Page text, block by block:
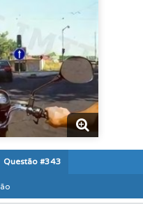
Questão #343